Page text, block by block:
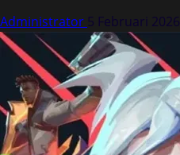
Administrator 5 Februari 2026